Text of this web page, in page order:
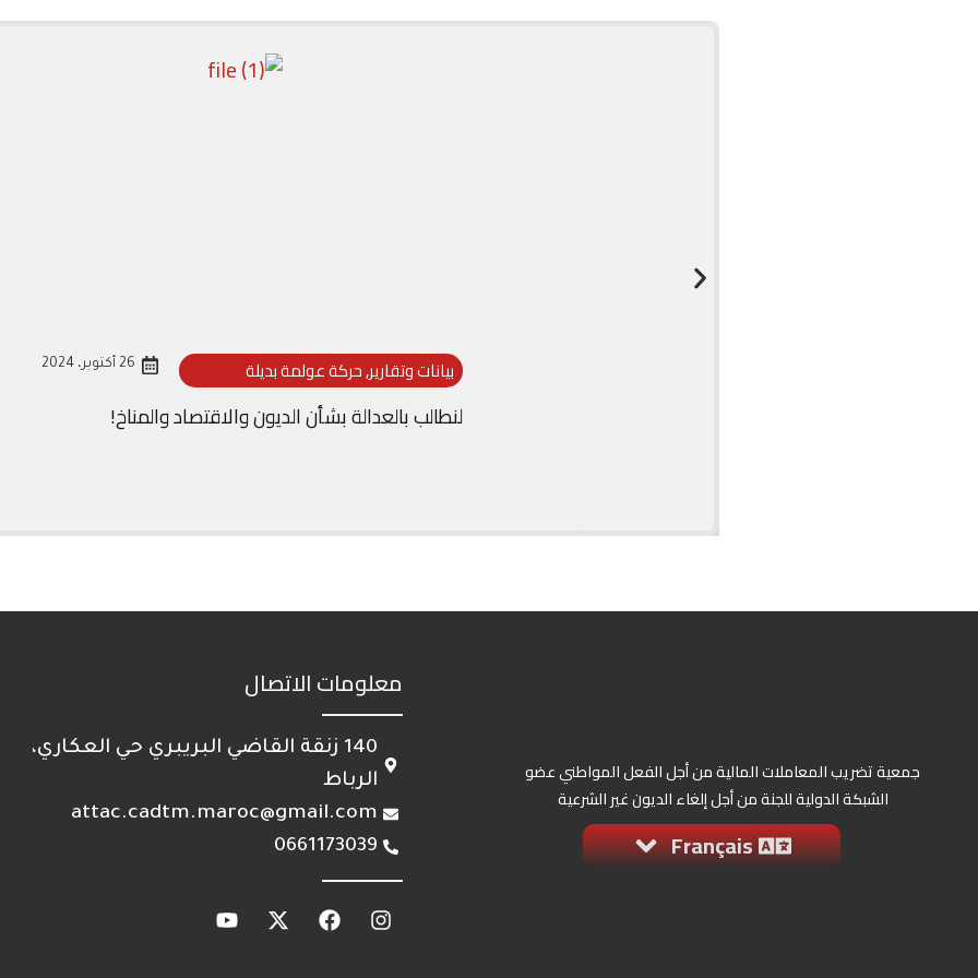
بيانات وتقارير,حركة عولمة بديلة 26 أكتوبر، 2024
لنطالب بالعدالة بشأن الديون والاقتصاد والمناخ!
معلومات الاتصال
140 زنقة القاضي البريبري حي العكاري،
الرباط
attac.cadtm.maroc@gmail.com
0661173039
جمعية تضريب المعاملات المالية من أجل الفعل المواطني عضو
الشبكة الدولية للجنة من أجل إلغاء الديون غير الشرعية
Français